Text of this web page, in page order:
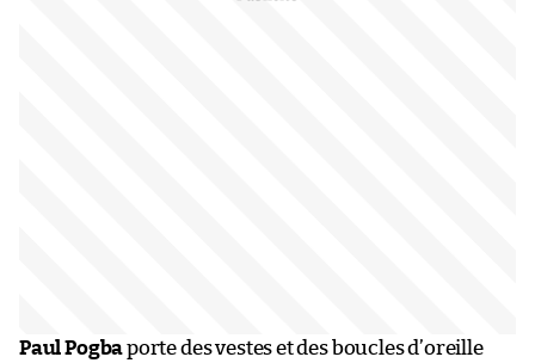
Paul Pogbaporte des vestes et des boucles d’oreille